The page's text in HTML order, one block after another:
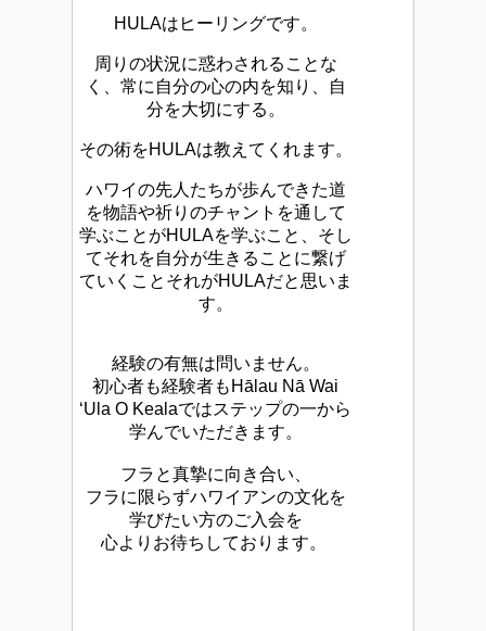
HULAはヒーリングです。
周りの状況に惑わされることな
く、常に自分の心の内を知り、自
分を大切にする。
その術をHULAは教えてくれます。
ハワイの先人たちが歩んできた道
を物語や祈りのチャントを通して
学ぶことがHULAを学ぶこと、そし
てそれを自分が生きることに繋げ
ていくことそれがHULAだと思いま
す。
経験の有無は問いません。
初心者も経験者もHālau Nā Wai
‘Ula O Kealaではステップの一から
学んでいただきます。
フラと真摯に向き合い、
フラに限らずハワイアンの文化を
学びたい方のご入会を
心よりお待ちしております。